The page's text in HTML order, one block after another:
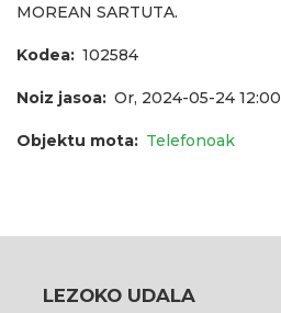
MOREAN SARTUTA.
Kodea 102584
Noiz jasoa Or, 2024-05-24 12:00
Objektu mota Telefonoak
LEZOKO UDALA